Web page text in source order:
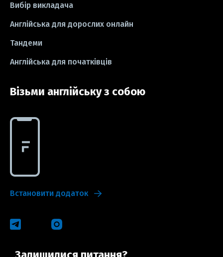
Вибір викладача
Англійська для дорослих онлайн
Тандеми
Англійська для початківців
Візьми англійську з собою
Встановити додаток